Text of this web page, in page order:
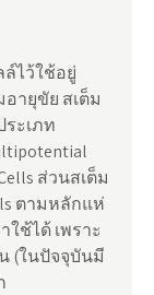
ไว้ใช้อยู่
ายุขัย สเต็ม
ะเภท
ส่วนสเต็ม
ตามหลักแห่
ช้ได้ เพราะ
(ในปัจจุบันมี